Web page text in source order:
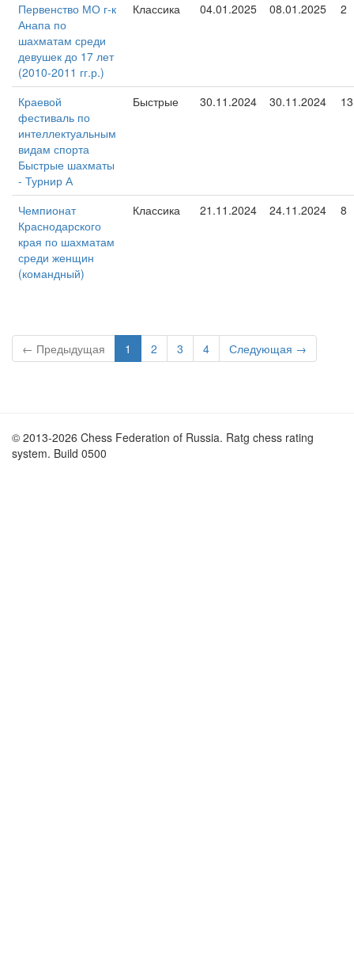
Первенство МО г-к
Анапа по
шахматам среди
девушек до 17 лет
(2010-2011 гг.р.)
Классика 04.01.2025 08.01.2025 2
Краевой
фестиваль по
интеллектуальным
видам спорта
Быстрые шахматы
- Турнир А
Быстрые 30.11.2024 30.11.2024 13
Чемпионат
Краснодарского
края по шахматам
среди женщин
(командный)
Классика 21.11.2024 24.11.2024 8
← Предыдущая 1 2 3 4 Следующая →
© 2013-2026 Chess Federation of Russia. Ratg chess rating
system. Build 0500